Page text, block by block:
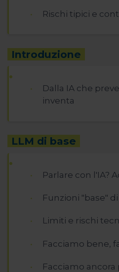
Rischi tipici e
Introduzione
Dalla IA che
inventa
LLM di base
Parlare con l'IA?
Funzioni "base"
Limiti e rischi
Facciamo bene,
Facciamo ancora